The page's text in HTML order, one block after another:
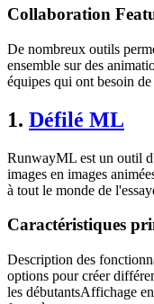
Collaboration
De nombreux outils
ensemble sur des
équipes qui ont besoin
1. Défilé ML
RunwayML est un outil
images en images
à tout le monde de
Caractéristiques
Description des
options pour créer
les débutantsAffichage